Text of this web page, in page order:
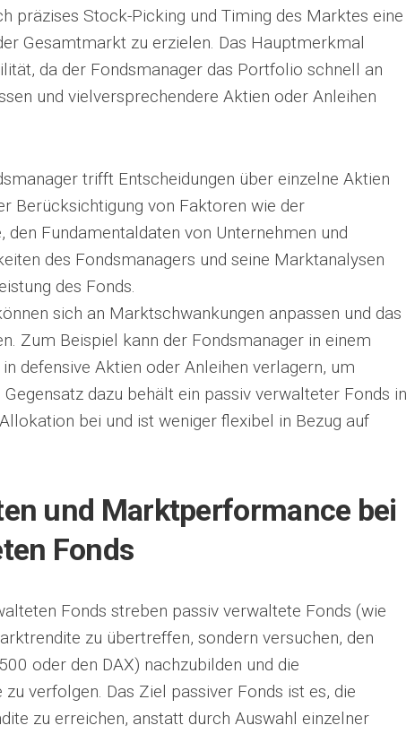
präzises Stock-Picking und Timing des Marktes eine
Gesamtmarkt zu erzielen. Das Hauptmerkmal
da der Fondsmanager das Portfolio schnell an
und vielversprechendere Aktien oder Anleihen
trifft Entscheidungen über einzelne Aktien
Berücksichtigung von Faktoren wie der
Fundamentaldaten von Unternehmen und
des Fondsmanagers und seine Marktanalysen
des Fonds.
sich an Marktschwankungen anpassen und das
Zum Beispiel kann der Fondsmanager in einem
defensive Aktien oder Anleihen verlagern, um
dazu behält ein passiv verwalteter Fonds in
bei und ist weniger flexibel in Bezug auf
und Marktperformance bei
Fonds
Fonds streben passiv verwaltete Fonds (wie
zu übertreffen, sondern versuchen, den
oder den DAX) nachzubilden und die
verfolgen. Das Ziel passiver Fonds ist es, die
zu erreichen, anstatt durch Auswahl einzelner